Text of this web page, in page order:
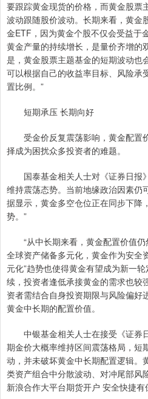
要跟踪黄金现货的价格，而黄金股票
波动跟随股价波动。长期来看，黄金
金ETF，因为黄金个股不仅会受益于
黄金产量的持续增长，是量价齐增的
是，黄金股票主题基金的短期波动也
可以根据自己的收益率目标、风险承
置比例。”
短期承压 长期向好
受金价反复震荡影响，黄金配置
择成为困扰众多投资者的难题。
国泰基金相关人士对《证券日报
维持震荡态势。当前地缘政治因素仍
据显示，黄金多空仓位正在同步下降
势。”
“从中长期来看，黄金配置价值仍
全球资产储备多元化，黄金作为安全
元化”趋势也使得黄金有望成为新一
续，投资者逢低承接黄金的需求也较
资者需结合自身投资期限与风险偏好
黄金中长期的配置价值。
中银基金相关人士在接受《证券
期金价大概率维持区间震荡格局，短
动，并未破坏黄金中长期配置逻辑。
类资产组合中分散波动、对冲尾部风
新浪合作大平台期货开户 安全快捷有